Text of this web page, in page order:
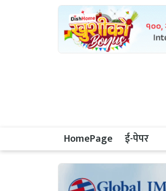
HomePage ई-पेपर